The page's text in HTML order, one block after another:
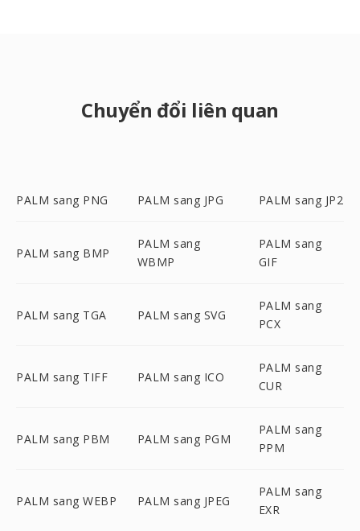
Chuyển đổi liên quan
PALM sang PNG PALM sang JPG PALM sang JP2
PALM sang BMP
PALM sang
WBMP
PALM sang
GIF
PALM sang TGA PALM sang SVG
PALM sang
PCX
PALM sang TIFF PALM sang ICO
PALM sang
CUR
PALM sang PBM PALM sang PGM
PALM sang
PPM
PALM sang WEBP PALM sang JPEG
PALM sang
EXR